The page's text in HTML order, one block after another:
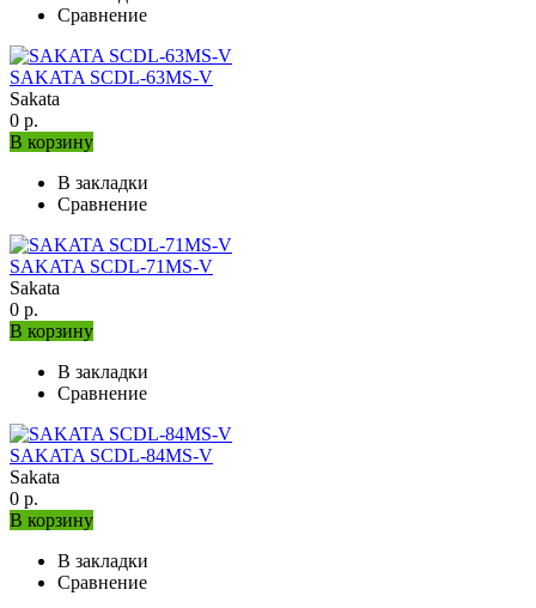
Сравнение
SAKATA SCDL-63MS-V
Sakata
0 р.
В корзину
В закладки
Сравнение
SAKATA SCDL-71MS-V
Sakata
0 р.
В корзину
В закладки
Сравнение
SAKATA SCDL-84MS-V
Sakata
0 р.
В корзину
В закладки
Сравнение